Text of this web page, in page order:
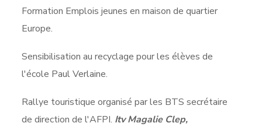
Formation Emplois jeunes en maison de quartier
Europe.
Sensibilisation au recyclage pour les élèves de
l'école Paul Verlaine.
Rallye touristique organisé par les BTS secrétaire
de direction de l'AFPI. Itv Magalie Clep,